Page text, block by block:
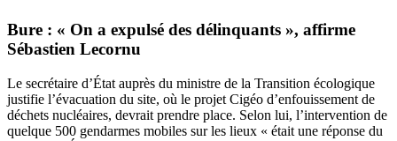
Bure : « On a expulsé des délinquants », affirme
Sébastien Lecornu
Le secrétaire d’État auprès du ministre de la Transition écologique
justifie l’évacuation du site, où le projet Cigéo d’enfouissement de
déchets nucléaires, devrait prendre place. Selon lui, l’intervention de
quelque 500 gendarmes mobiles sur les lieux « était une réponse du